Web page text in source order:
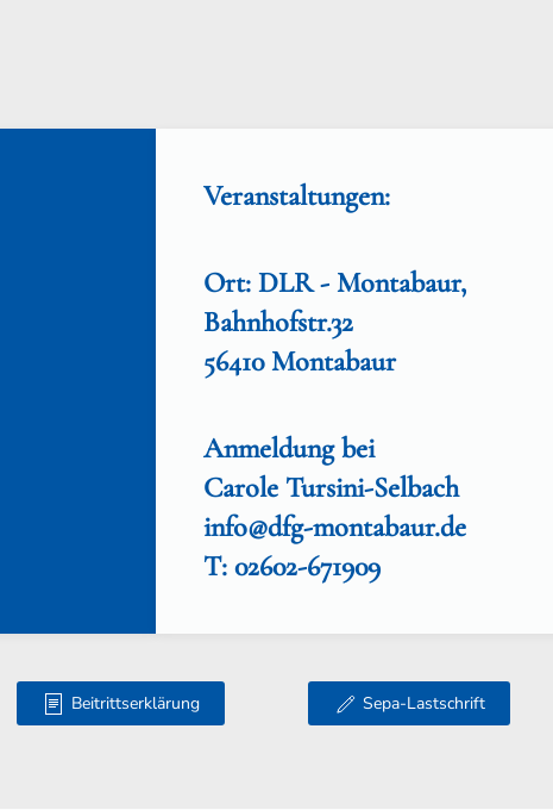
Veranstaltungen:
Ort: DLR - Montabaur,
Bahnhofstr.32
56410 Montabaur
Anmeldung bei
Carole Tursini-Selbach
info@dfg-montabaur.de
T: 02602-671909
Beitrittserklärung Sepa-Lastschrift